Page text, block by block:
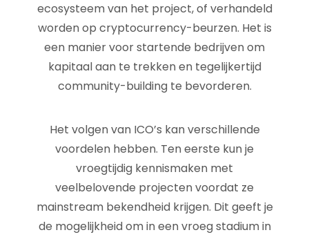
ecosysteem van het project, of verhandeld
worden op cryptocurrency-beurzen. Het is
een manier voor startende bedrijven om
kapitaal aan te trekken en tegelijkertijd
community-building te bevorderen.
Het volgen van ICO’s kan verschillende
voordelen hebben. Ten eerste kun je
vroegtijdig kennismaken met
veelbelovende projecten voordat ze
mainstream bekendheid krijgen. Dit geeft je
de mogelijkheid om in een vroeg stadium in